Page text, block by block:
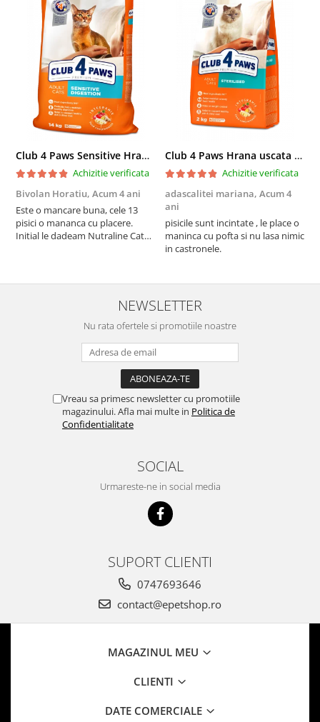
Club 4 Paws Sensitive Hrana uscata pisici adulte, 14kg
Achizitie verificata
Bivolan Horatiu, Acum 4 ani
Este o mancare buna, cele 13
pisici o mananca cu placere.
Initial le dadeam Nutraline Cat
nu o mananca cu placere. Eu
sunt multumit si voi continua cu
Club 4 Paws Hrana uscata pisici sterilizate, 2kg
Achizitie verificata
adascalitei mariana, Acum 4
ani
pisicile sunt incintate , le place o
maninca cu pofta si nu lasa nimic
in castronele.
NEWSLETTER
Nu rata ofertele si promotiile noastre
Vreau sa primesc newsletter cu promotiile
magazinului. Afla mai multe in Politica de
Confidentialitate
SOCIAL
Urmareste-ne in social media
SUPORT CLIENTI
0747693646
contact@epetshop.ro
MAGAZINUL MEU
CLIENTI
DATE COMERCIALE